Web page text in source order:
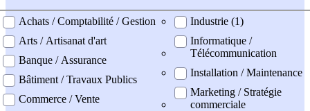
professionel
Achats / Comptabilité / Gestion
Arts / Artisanat d'art
Banque / Assurance
Bâtiment / Travaux Publics
Commerce / Vente
Industrie (1)
Informatique /
Télécommunication
Installation / Maintenance
Marketing / Stratégie
commerciale